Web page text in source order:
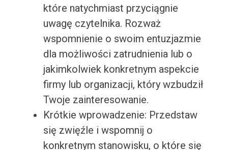
które natychmiast przyciągnie
uwagę czytelnika. Rozważ
wspomnienie o swoim entuzjazmie
dla możliwości zatrudnienia lub o
jakimkolwiek konkretnym aspekcie
firmy lub organizacji, który wzbudził
Twoje zainteresowanie.
Krótkie wprowadzenie: Przedstaw
się zwięźle i wspomnij o
konkretnym stanowisku, o które się